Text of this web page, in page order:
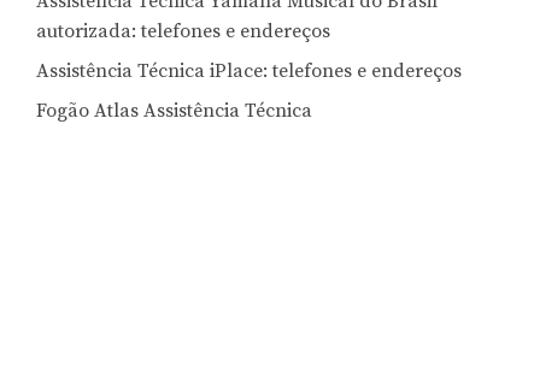
autorizada: telefones e endereços
Assistência Técnica iPlace: telefones e endereços
Fogão Atlas Assistência Técnica